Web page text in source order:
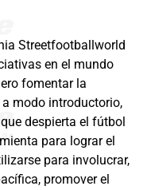
Streetfootballworld
en el mundo
fomentar la
modo introductorio,
despierta el fútbol
para lograr el
para involucrar,
promover el